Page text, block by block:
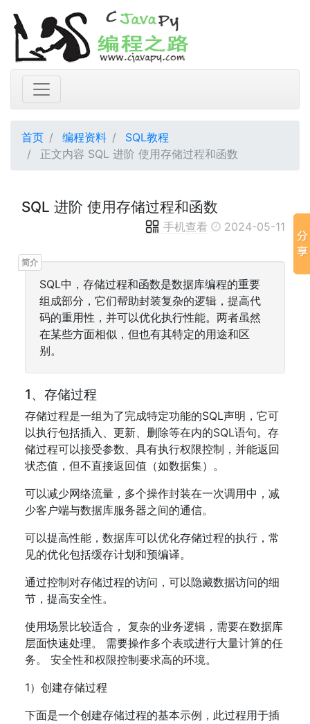
首页 编程资料
SQL教程
正文内容 SQL 进阶 使用存储过程和函数
SQL 进阶 使用存储过程和函数
手机查看 2024-05-11
SQL中，存储过程和函数是数据库编程的重要
组成部分，它们帮助封装复杂的逻辑，提高代
码的重用性，并可以优化执行性能。两者虽然
在某些方面相似，但也有其特定的用途和区
别。
1、存储过程
存储过程是一组为了完成特定功能的SQL声明，它可
以执行包括插入、更新、删除等在内的SQL语句。存
储过程可以接受参数、具有执行权限控制，并能返回
状态值，但不直接返回值（如数据集）。
可以减少网络流量，多个操作封装在一次调用中，减
少客户端与数据库服务器之间的通信。
可以提高性能，数据库可以优化存储过程的执行，常
见的优化包括缓存计划和预编译。
通过控制对存储过程的访问，可以隐藏数据访问的细
节，提高安全性。
使用场景比较适合， 复杂的业务逻辑，需要在数据库
层面快速处理。 需要操作多个表或进行大量计算的任
务。 安全性和权限控制要求高的环境。
1）创建存储过程
下面是一个创建存储过程的基本示例，此过程用于插